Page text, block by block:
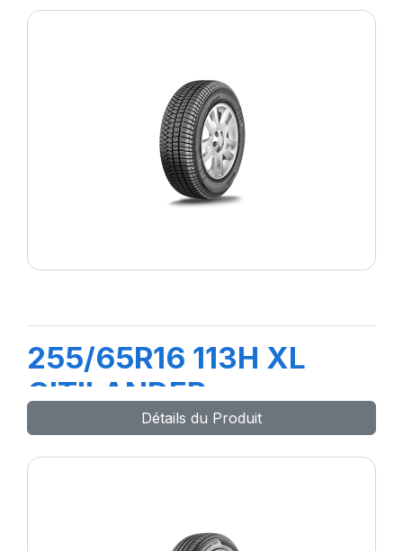
255/65R16 113H XL
CITILANDER
Détails du Produit